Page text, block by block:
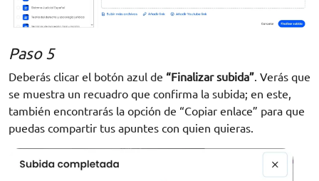
Paso 5
Deberás clicar el botón azul de “Finalizar subida”. Verás que
se muestra un recuadro que confirma la subida; en este,
también encontrarás la opción de “Copiar enlace” para que
puedas compartir tus apuntes con quien quieras.